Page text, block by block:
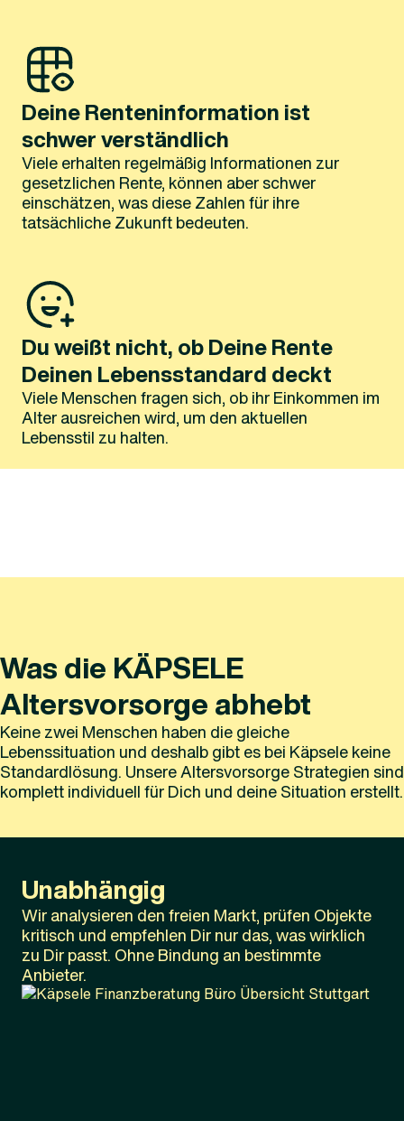
Deine Renteninformation ist
schwer verständlich
Viele erhalten regelmäßig Informationen zur
gesetzlichen Rente, können aber schwer
einschätzen, was diese Zahlen für ihre
tatsächliche Zukunft bedeuten.
Du weißt nicht, ob Deine Rente
Deinen Lebensstandard deckt
Viele Menschen fragen sich, ob ihr Einkommen im
Alter ausreichen wird, um den aktuellen
Lebensstil zu halten.
Was die KÄPSELE
Altersvorsorge abhebt
Keine zwei Menschen haben die gleiche
Lebenssituation und deshalb gibt es bei Käpsele keine
Standardlösung. Unsere Altersvorsorge Strategien sind
komplett individuell für Dich und deine Situation erstellt.
Unabhängig
Wir analysieren den freien Markt, prüfen Objekte
kritisch und empfehlen Dir nur das, was wirklich
zu Dir passt. Ohne Bindung an bestimmte
Anbieter.